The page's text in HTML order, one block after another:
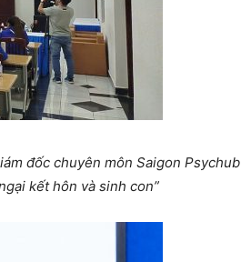
đốc chuyên môn Saigon Psychub
kết hôn và sinh con”